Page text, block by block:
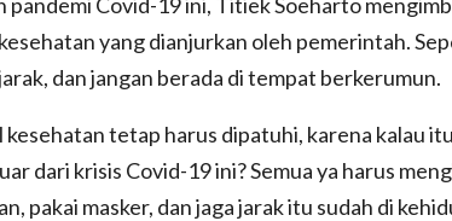
yang dianjurkan oleh pemerintah.
dan jangan berada di tempat berkerumun.
kesehatan tetap harus dipatuhi, karena kalau
dari krisis Covid-19 ini? Semua ya harus
pakai masker, dan jaga jarak itu sudah di